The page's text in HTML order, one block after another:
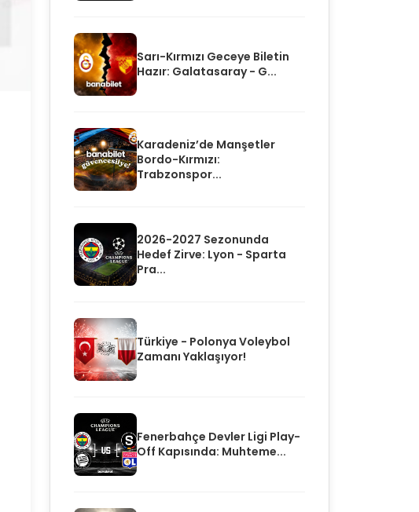
Sarı-Kırmızı Geceye Biletin
Hazır: Galatasaray - G...
Karadeniz’de Manşetler
Bordo-Kırmızı:
Trabzonspor...
2026-2027 Sezonunda
Hedef Zirve: Lyon - Sparta
Pra...
Türkiye - Polonya Voleybol
Zamanı Yaklaşıyor!
Fenerbahçe Devler Ligi Play-
Off Kapısında: Muhteme...